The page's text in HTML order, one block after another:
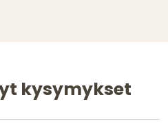
kysymykset